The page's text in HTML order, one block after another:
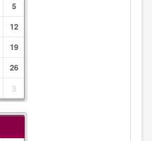
5
12
19
26
3